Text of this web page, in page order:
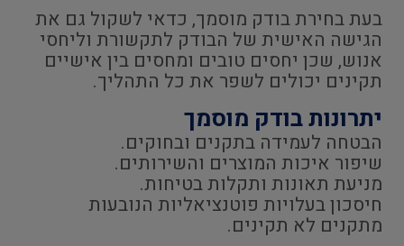
בעת בחירת בודק מוסמך, כדאי לשקול גם את
הגישה האישית של הבודק לתקשורת וליחסי
אנוש, שכן יחסים טובים ומחסים בין אישיים
תקינים יכולים לשפר את כל התהליך.
יתרונות בודק מוסמך
הבטחה לעמידה בתקנים ובחוקים.
שיפור איכות המוצרים והשירותים.
מניעת תאונות ותקלות בטיחות.
חיסכון בעלויות פוטנציאליות הנובעות
מתקנים לא תקינים.